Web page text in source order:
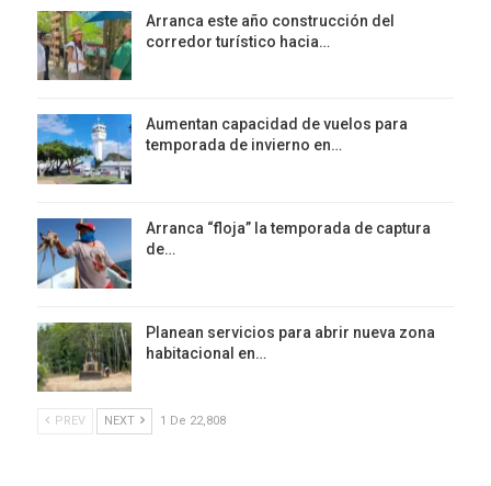
Arranca este año construcción del
corredor turístico hacia…
Aumentan capacidad de vuelos para
temporada de invierno en…
Arranca “floja” la temporada de captura
de…
Planean servicios para abrir nueva zona
habitacional en…
PREV NEXT 1 De 22,808